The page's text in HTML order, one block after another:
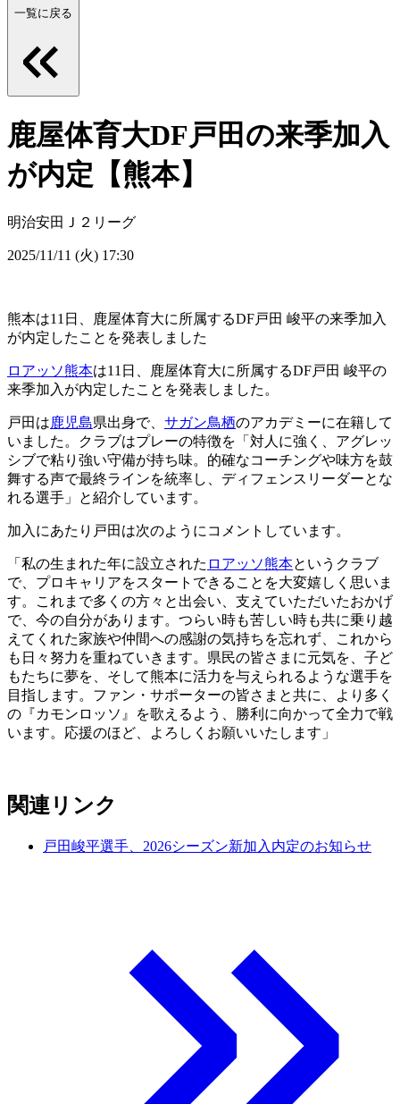
一覧に戻る
鹿屋体育大DF戸田の来季加入
が内定【熊本】
明治安田Ｊ２リーグ
2025/11/11 (火) 17:30
熊本は11日、鹿屋体育大に所属するDF戸田 峻平の来季加入
が内定したことを発表しました
ロアッソ熊本は11日、鹿屋体育大に所属するDF戸田 峻平の
来季加入が内定したことを発表しました。
戸田は鹿児島県出身で、 サガン鳥栖のアカデミーに在籍して
いました。クラブはプレーの特徴を「対人に強く、アグレッ
シブで粘り強い守備が持ち味。的確なコーチングや味方を鼓
舞する声で最終ラインを統率し、ディフェンスリーダーとな
れる選手」と紹介しています。
加入にあたり戸田は次のようにコメントしています。
「私の生まれた年に設立された ロアッソ熊本というクラブ
で、プロキャリアをスタートできることを大変嬉しく思いま
す。これまで多くの方々と出会い、支えていただいたおかげ
で、今の自分があります。つらい時も苦しい時も共に乗り越
えてくれた家族や仲間への感謝の気持ちを忘れず、これから
も日々努力を重ねていきます。県民の皆さまに元気を、子ど
もたちに夢を、そして熊本に活力を与えられるような選手を
目指します。ファン・サポーターの皆さまと共に、より多く
の『カモンロッソ』を歌えるよう、勝利に向かって全力で戦
います。応援のほど、よろしくお願いいたします」
関連リンク
戸田峻平選手、2026シーズン新加入内定のお知らせ